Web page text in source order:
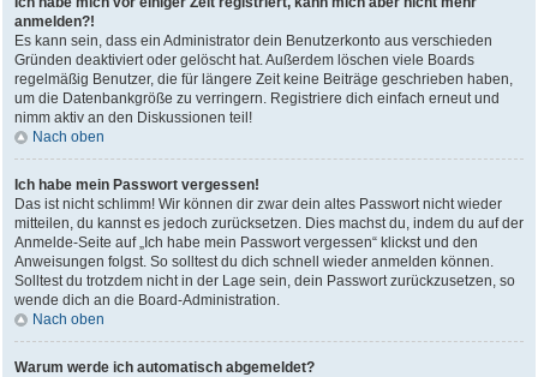
anmelden?!
Es kann sein, dass ein Administrator dein Benutzerkonto aus verschieden
Gründen deaktiviert oder gelöscht hat. Außerdem löschen viele Boards
regelmäßig Benutzer, die für längere Zeit keine Beiträge geschrieben haben,
um die Datenbankgröße zu verringern. Registriere dich einfach erneut und
nimm aktiv an den Diskussionen teil!
Nach oben
Ich habe mein Passwort vergessen!
Das ist nicht schlimm! Wir können dir zwar dein altes Passwort nicht wieder
mitteilen, du kannst es jedoch zurücksetzen. Dies machst du, indem du auf der
Anmelde-Seite auf „Ich habe mein Passwort vergessen“ klickst und den
Anweisungen folgst. So solltest du dich schnell wieder anmelden können.
Solltest du trotzdem nicht in der Lage sein, dein Passwort zurückzusetzen, so
wende dich an die Board-Administration.
Nach oben
Warum werde ich automatisch abgemeldet?